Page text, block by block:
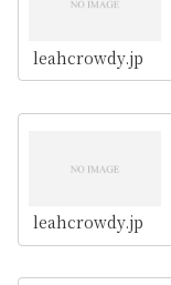
leahcrowdy.jp
leahcrowdy.jp